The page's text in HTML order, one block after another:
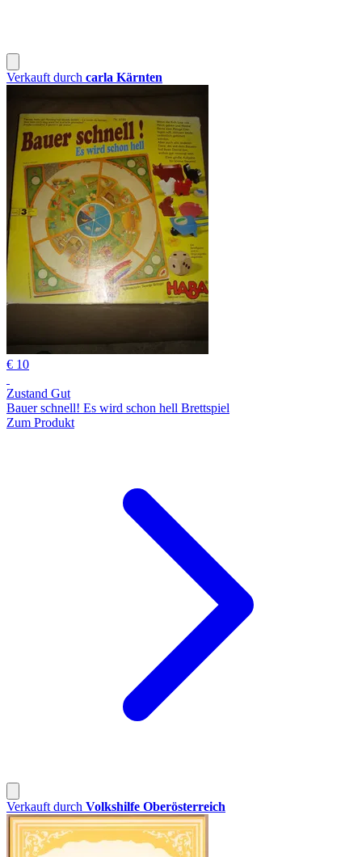
Verkauft durch carla Kärnten
€ 10
Zustand Gut
Bauer schnell! Es wird schon hell Brettspiel
Zum Produkt
Verkauft durch Volkshilfe Oberösterreich